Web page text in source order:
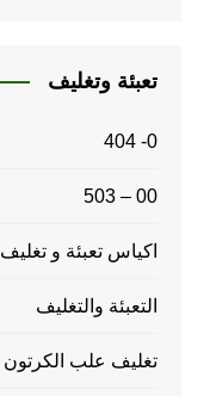
تعبئة وتغليف
0- 404
00 – 503
اكياس تعبئة و تغليف
التعبئة والتغليف
تغليف علب الكرتون